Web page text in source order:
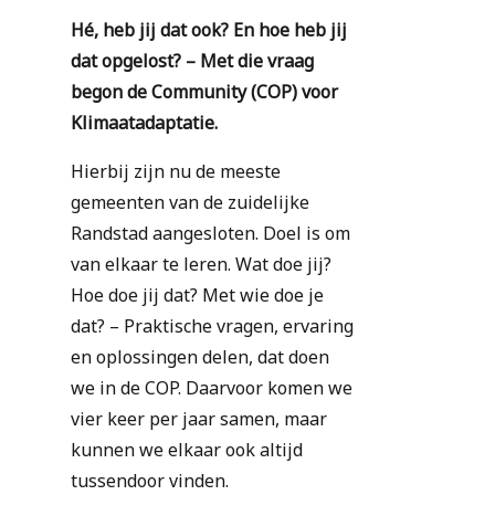
Hé, heb jij dat ook? En hoe heb jij
dat opgelost? – Met die vraag
begon de Community (COP) voor
Klimaatadaptatie.
Hierbij zijn nu de meeste
gemeenten van de zuidelijke
Randstad aangesloten. Doel is om
van elkaar te leren. Wat doe jij?
Hoe doe jij dat? Met wie doe je
dat? – Praktische vragen, ervaring
en oplossingen delen, dat doen
we in de COP. Daarvoor komen we
vier keer per jaar samen, maar
kunnen we elkaar ook altijd
tussendoor vinden.